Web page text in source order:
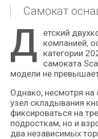
Самокат
Д
етский двухколесный складной самокат для детей в возрасте от 6 лет, произведенный американской
компанией,
категории
самоката
модели не
Однако, несмотря
узел складывания
фиксироваться на
подросткам, но и
два независимых